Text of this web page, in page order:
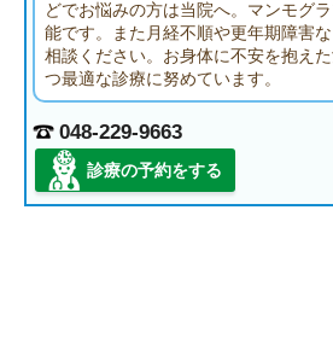
どでお悩みの方は当院へ。マンモグ
能です。また月経不順や更年期障害
相談ください。お身体に不安を抱え
つ最適な診療に努めています。
048-229-9663
診療の予約をする